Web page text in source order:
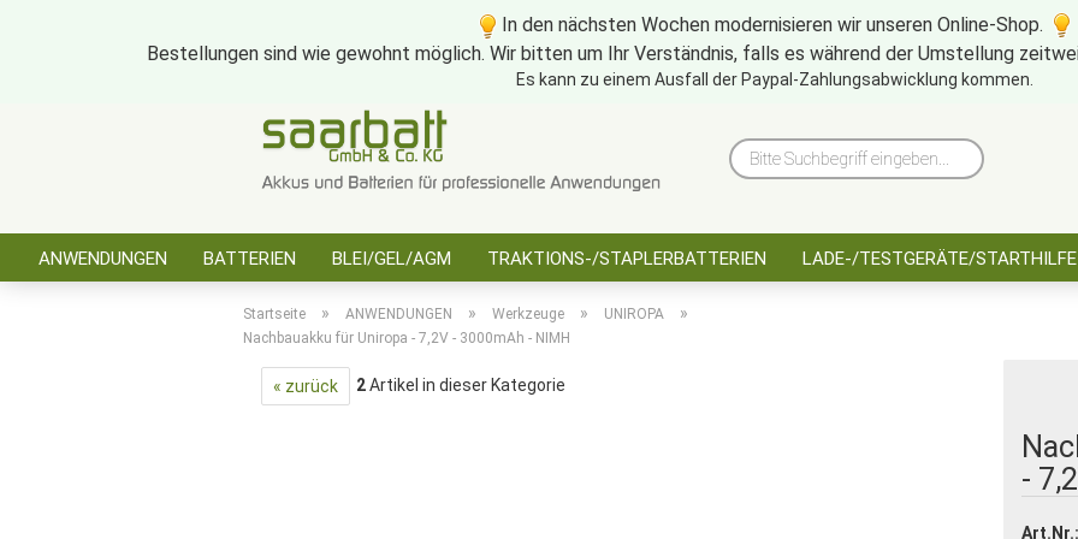
10 Jahre saarbatt
Bitte
In den nächsten Wochen modernisieren wir unseren Online-Shop.
Bestellungen sind wie gewohnt möglich. Wir bitten um Ihr Verständnis, falls es während der Umstellung
Es kann zu einem Ausfall der Paypal-Zahlungsabwicklung kommen.
ANWENDUNGEN BATTERIEN BLEI/GEL/AGM TRAKTIONS-/STAPLERBATTERIEN LADE-/TESTGERÄTE/STARTHILFE
Startseite » ANWENDUNGEN » Werkzeuge » UNIROPA »
Nachbauakku für Uniropa - 7,2V - 3000mAh - NIMH
« zurück 2Artikel in dieser Kategorie
-
Art.Nr.: